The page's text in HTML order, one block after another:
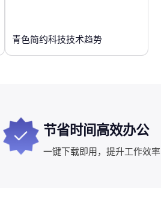
青色简约科技技术趋势
节省时间高效办公
一键下载即用，提升工作效率